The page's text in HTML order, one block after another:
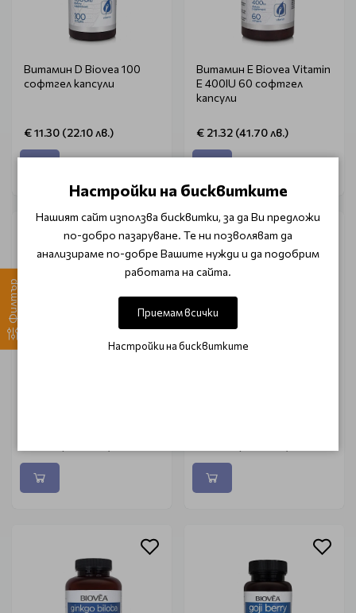
Филтър
Витамин D Biovea 100
софтгел капсули
€ 11.30 (22.10 лв.)
Витамин E Biovea Vitamin
E 400IU 60 софтгел
капсули
€ 21.32 (41.70 лв.)
Настройки на бисквитките
Нашият сайт използва бисквитки, за да Ви предложи
по-добро пазаруване. Те ни позволяват да
анализираме по-добре Вашите нужди и да подобрим
работата на сайта.
Приемам всички
Настройки на бисквитките